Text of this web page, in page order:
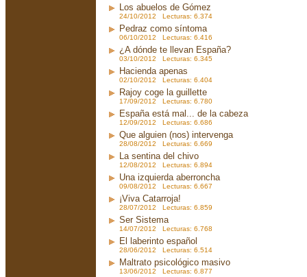
Los abuelos de Gómez
24/10/2012 Lecturas: 6.374
Pedraz como síntoma
06/10/2012 Lecturas: 6.416
¿A dónde te llevan España?
03/10/2012 Lecturas: 6.345
Hacienda apenas
02/10/2012 Lecturas: 6.404
Rajoy coge la guillette
17/09/2012 Lecturas: 6.780
España está mal... de la cabeza
12/09/2012 Lecturas: 6.686
Que alguien (nos) intervenga
28/08/2012 Lecturas: 6.669
La sentina del chivo
12/08/2012 Lecturas: 6.894
Una izquierda aberroncha
09/08/2012 Lecturas: 6.667
¡Viva Catarroja!
28/07/2012 Lecturas: 6.859
Ser Sistema
14/07/2012 Lecturas: 6.768
El laberinto español
28/06/2012 Lecturas: 6.514
Maltrato psicológico masivo
13/06/2012 Lecturas: 6.877